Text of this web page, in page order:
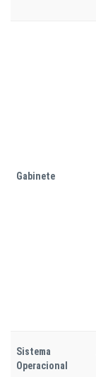
Gabinete
Sistema
Operacional